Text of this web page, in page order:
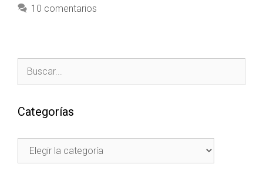
10 comentarios
Categorías